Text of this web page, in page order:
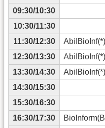
09:30/10:30
10:30/11:30
11:30/12:30
AbilBioInf(*)
12:30/13:30
AbilBioInf(*)
13:30/14:30
AbilBioInf(*)
14:30/15:30
15:30/16:30
16:30/17:30